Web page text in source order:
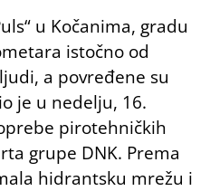
u Kočanima, gradu
istočno od
a povređene su
je u nedelju, 16.
pirotehničkih
grupe DNK. Prema
hidrantsku mrežu i